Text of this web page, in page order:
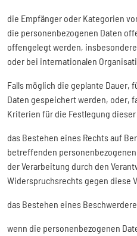
die Empfänger oder Kategorien
die personenbezogenen Daten
offengelegt werden,
oder bei internationalen
Falls möglich die geplante Dauer,
Daten gespeichert werden, oder,
Kriterien für die Festlegung dieser
das Bestehen eines Rechts auf
betreffenden
der Verarbeitung durch den
Widerspruchsrechts gegen diese
das Bestehen eines
wenn die personenbezogenen